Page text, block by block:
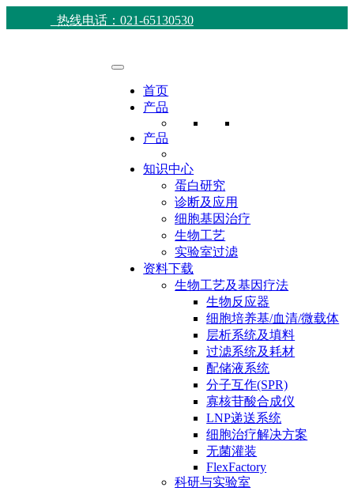
热线电话：021-65130530
首页
产品
产品
知识中心
蛋白研究
诊断及应用
细胞基因治疗
生物工艺
实验室过滤
资料下载
生物工艺及基因疗法
生物反应器
细胞培养基/血清/微载体
层析系统及填料
过滤系统及耗材
配储液系统
分子互作(SPR)
寡核苷酸合成仪
LNP递送系统
细胞治疗解决方案
无菌灌装
FlexFactory
科研与实验室